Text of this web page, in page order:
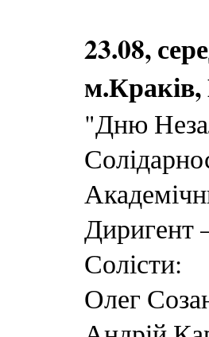
23.08,
м.Краків,
"Дню
Диригент
Солісти:
Олег